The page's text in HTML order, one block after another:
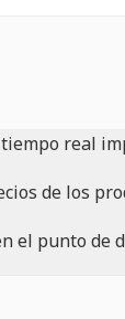
real
de los
el punto de